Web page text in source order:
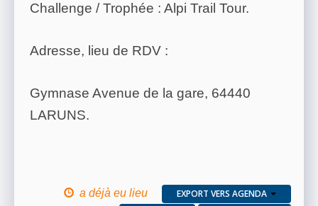
Challenge / Trophée : Alpi Trail Tour.
Adresse, lieu de RDV :
Gymnase Avenue de la gare, 64440
LARUNS.
a déjà eu lieu
EXPORT VERS AGENDA